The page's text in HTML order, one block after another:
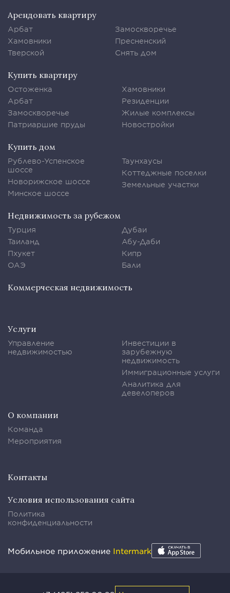
Арендовать квартиру
Арбат
Хамовники
Тверской
Замоскворечье
Пресненский
Снять дом
Купить квартиру
Остоженка
Арбат
Замоскворечье
Патриаршие пруды
Хамовники
Резиденции
Жилые комплексы
Новостройки
Купить дом
Рублево-Успенское
шоссе
Новорижское шоссе
Минское шоссе
Таунхаусы
Коттеджные поселки
Земельные участки
Недвижимость за рубежом
Турция
Таиланд
Пхукет
ОАЭ
Дубаи
Абу-Даби
Кипр
Бали
Коммерческая недвижимость
Услуги
Управление
недвижимостью
Инвестиции в
зарубежную
недвижимость
Иммиграционные услуги
Аналитика для
девелоперов
О компании
Команда
Мероприятия
Контакты
Условия использования сайта
Политика
конфиденциальности
Мобильное приложение Intermark